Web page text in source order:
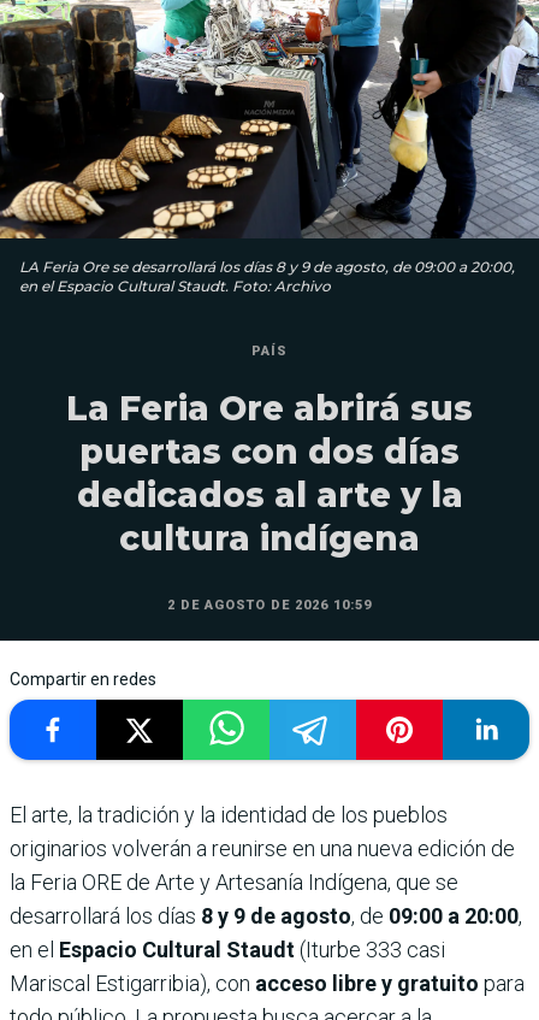
LA Feria Ore se desarrollará los días 8 y 9 de agosto, de 09:00 a 20:00,
en el Espacio Cultural Staudt. Foto: Archivo
PAÍS
La Feria Ore abrirá sus
puertas con dos días
dedicados al arte y la
cultura indígena
2 DE AGOSTO DE 2026 10:59
Compartir en redes
El arte, la tradición y la identidad de los pueblos
originarios volverán a reunirse en una nueva edición de
la Feria ORE de Arte y Artesanía Indígena, que se
desarrollará los días 8 y 9 de agosto, de 09:00 a 20:00,
en el Espacio Cultural Staudt(Iturbe 333 casi
Mariscal Estigarribia), con acceso libre y gratuito para